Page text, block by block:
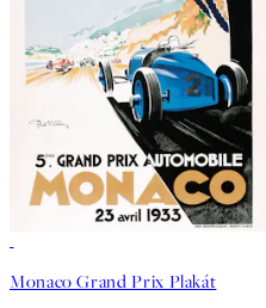
Monaco Grand Prix Plakát